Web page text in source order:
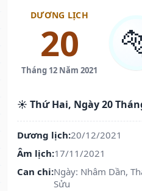
DƯƠNG LỊCH
20
Tháng 12 Năm 2021
☀️ Thứ Hai, Ngày 20
Dương lịch:20/12/2021
Âm lịch:17/11/2021
Can chi:Ngày: Nhâm Dần,
Sửu